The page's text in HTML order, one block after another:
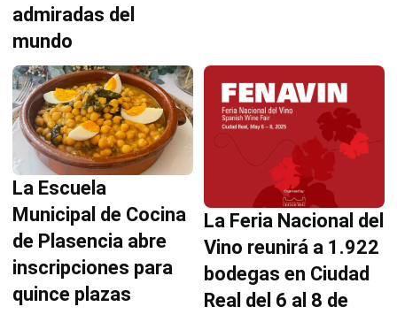
admiradas del
mundo
La Escuela
Municipal de Cocina
de Plasencia abre
inscripciones para
quince plazas
La Feria Nacional del
Vino reunirá a 1.922
bodegas en Ciudad
Real del 6 al 8 de